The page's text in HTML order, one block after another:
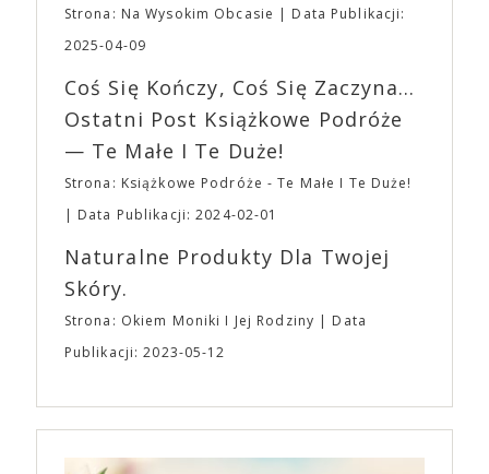
osobisty film, który pozwolił mu w pełni podzielić
się z widzami swoimi lękami, wizją świata, a przede
„Bo się boi” w kinach od 21 kwietnia.
planujemy Strefę FoodTrucków. Życzymy Wam
fantastycznego czasu oczekiwania na nadchodzącą
EXPO XXI!
Strona: Na Wysokim Obcasie
Data Publikacji:
2025-04-09
Coś Się Kończy, Coś Się Zaczyna...
Ostatni Post Książkowe Podróże
— Te Małe I Te Duże!
Strona: Książkowe Podróże - Te Małe I Te Duże!
Data Publikacji: 2024-02-01
Naturalne Produkty Dla Twojej
Skóry.
Strona: Okiem Moniki I Jej Rodziny
Data
Publikacji: 2023-05-12